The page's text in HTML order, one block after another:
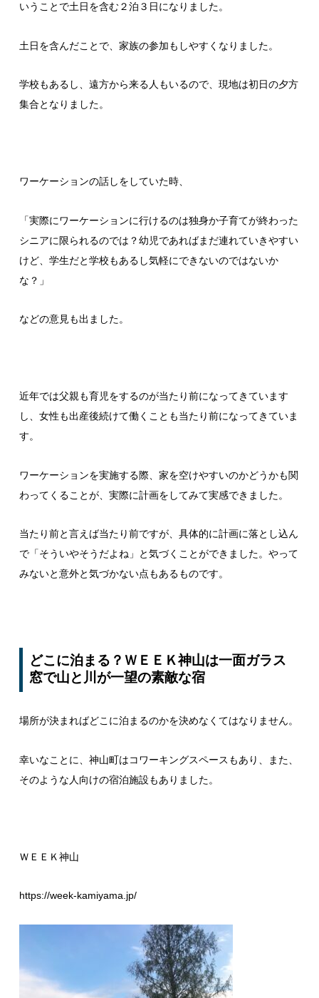
いうことで土日を含む２泊３日になりました。
土日を含んだことで、家族の参加もしやすくなりました。
学校もあるし、遠方から来る人もいるので、現地は初日の夕方
集合となりました。
ワーケーションの話しをしていた時、
「実際にワーケーションに行けるのは独身か子育てが終わった
シニアに限られるのでは？幼児であればまだ連れていきやすい
けど、学生だと学校もあるし気軽にできないのではないか
な？」
などの意見も出ました。
近年では父親も育児をするのが当たり前になってきています
し、女性も出産後続けて働くことも当たり前になってきていま
す。
ワーケーションを実施する際、家を空けやすいのかどうかも関
わってくることが、実際に計画をしてみて実感できました。
当たり前と言えば当たり前ですが、具体的に計画に落とし込ん
で「そういやそうだよね」と気づくことができました。やって
みないと意外と気づかない点もあるものです。
どこに泊まる？ＷＥＥＫ神山は一面ガラス
窓で山と川が一望の素敵な宿
場所が決まればどこに泊まるのかを決めなくてはなりません。
幸いなことに、神山町はコワーキングスペースもあり、また、
そのような人向けの宿泊施設もありました。
ＷＥＥＫ神山
https://week-kamiyama.jp/